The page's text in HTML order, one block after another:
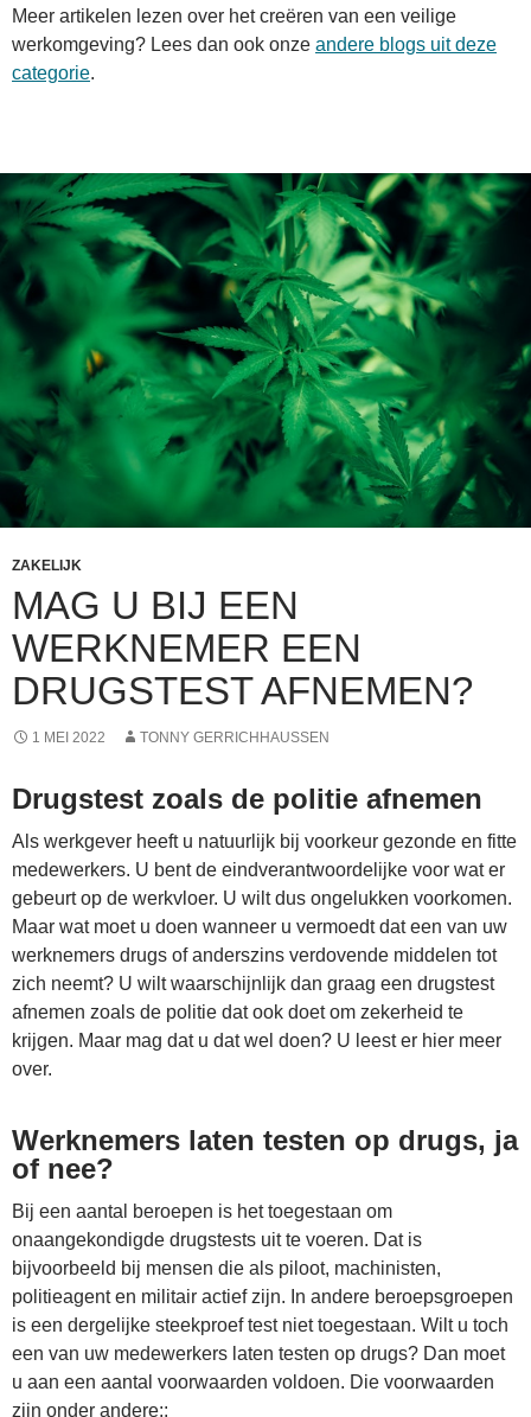
Meer artikelen lezen over het creëren van een veilige
werkomgeving? Lees dan ook onze andere blogs uit deze
categorie.
ZAKELIJK
MAG U BIJ EEN
WERKNEMER EEN
DRUGSTEST AFNEMEN?
1 MEI 2022 TONNY GERRICHHAUSSEN
Drugstest zoals de politie afnemen
Als werkgever heeft u natuurlijk bij voorkeur gezonde en fitte
medewerkers. U bent de eindverantwoordelijke voor wat er
gebeurt op de werkvloer. U wilt dus ongelukken voorkomen.
Maar wat moet u doen wanneer u vermoedt dat een van uw
werknemers drugs of anderszins verdovende middelen tot
zich neemt? U wilt waarschijnlijk dan graag een drugstest
afnemen zoals de politie dat ook doet om zekerheid te
krijgen. Maar mag dat u dat wel doen? U leest er hier meer
over.
Werknemers laten testen op drugs, ja
of nee?
Bij een aantal beroepen is het toegestaan om
onaangekondigde drugstests uit te voeren. Dat is
bijvoorbeeld bij mensen die als piloot, machinisten,
politieagent en militair actief zijn. In andere beroepsgroepen
is een dergelijke steekproef test niet toegestaan. Wilt u toch
een van uw medewerkers laten testen op drugs? Dan moet
u aan een aantal voorwaarden voldoen. Die voorwaarden
zijn onder andere::